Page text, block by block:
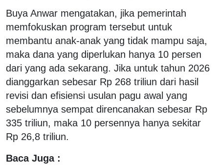
Buya Anwar mengatakan, jika pemerintah
memfokuskan program tersebut untuk
membantu anak-anak yang tidak mampu saja,
maka dana yang diperlukan hanya 10 persen
dari yang ada sekarang. Jika untuk tahun 2026
dianggarkan sebesar Rp 268 triliun dari hasil
revisi dan efisiensi usulan pagu awal yang
sebelumnya sempat direncanakan sebesar Rp
335 triliun, maka 10 persennya hanya sekitar
Rp 26,8 triliun.
Baca Juga :